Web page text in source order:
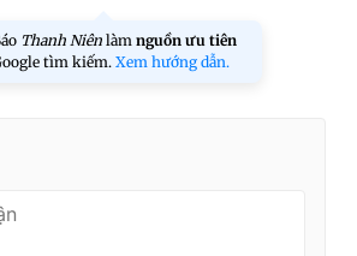
Thanh Niên làm nguồn ưu tiên
tìm kiếm. Xem hướng dẫn.